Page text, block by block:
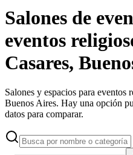
Salones de
eventos
Casares,
Salones y espacios para eventos
Buenos Aires. Hay una opción
datos para comparar.